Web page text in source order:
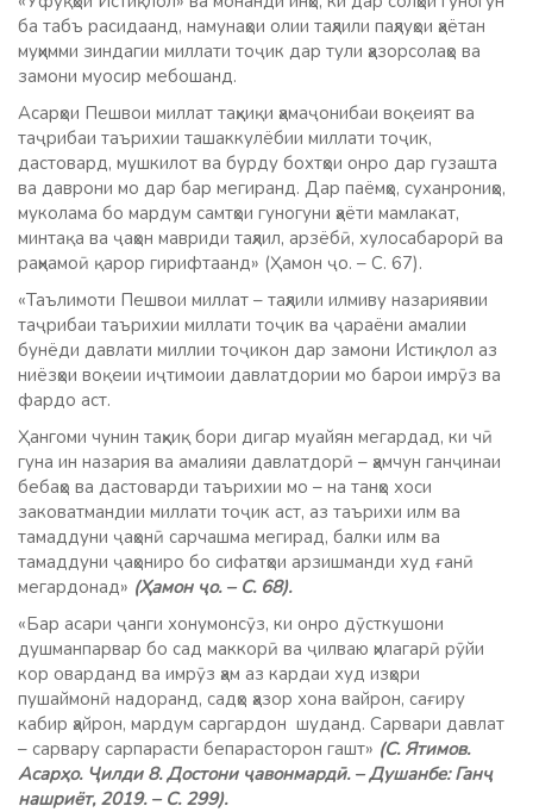
ба табъ расидаанд, намунаҳои олии таҳлили паҳлуҳои ҳаётан
муҳимми зиндагии миллати тоҷик дар тули ҳазорсолаҳо ва
замони муосир мебошанд.
Асарҳои Пешвои миллат таҳқиқи ҳамаҷонибаи воқеият ва
таҷрибаи таърихии ташаккулёбии миллати тоҷик,
дастовард, мушкилот ва бурду бохтҳои онро дар гузашта
ва даврони мо дар бар мегиранд. Дар паёмҳо, суханрониҳо,
муколама бо мардум самтҳои гуногуни ҳаёти мамлакат,
минтақа ва ҷаҳон мавриди таҳлил, арзёбӣ, хулосабарорӣ ва
раҳнамоӣ қарор гирифтаанд» (Ҳамон ҷо. – С. 67).
«Таълимоти Пешвои миллат – таҳлили илмиву назариявии
таҷрибаи таърихии миллати тоҷик ва ҷараёни амалии
бунёди давлати миллии тоҷикон дар замони Истиқлол аз
ниёзҳои воқеии иҷтимоии давлатдории мо барои имрӯз ва
фардо аст.
Ҳангоми чунин таҳқиқ бори дигар муайян мегардад, ки чӣ
гуна ин назария ва амалияи давлатдорӣ – ҳамчун ганҷинаи
бебаҳо ва дастоварди таърихии мо – на танҳо хоси
заковатмандии миллати тоҷик аст, аз таърихи илм ва
тамаддуни ҷаҳонӣ сарчашма мегирад, балки илм ва
тамаддуни ҷаҳониро бо сифатҳои арзишманди худ ғанӣ
мегардонад» (Ҳамон ҷо. – С. 68).
«Бар асари ҷанги хонумонсӯз, ки онро дӯсткушони
душманпарвар бо сад маккорӣ ва ҷилваю ҳилагарӣ рӯйи
кор оварданд ва имрӯз ҳам аз кардаи худ изҳори
пушаймонӣ надоранд, садҳо ҳазор хона вайрон, сағиру
кабир ҳайрон, мардум саргардон шуданд. Сарвари давлат
– сарвару сарпарасти бепарасторон гашт» (С. Ятимов.
Асарҳо. Ҷилди 8. Достони ҷавонмардӣ. – Душанбе: Ганҷ
нашриёт, 2019. – С. 299).